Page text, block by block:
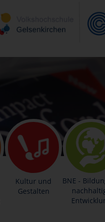
Kultur und
Gestalten
BNE -